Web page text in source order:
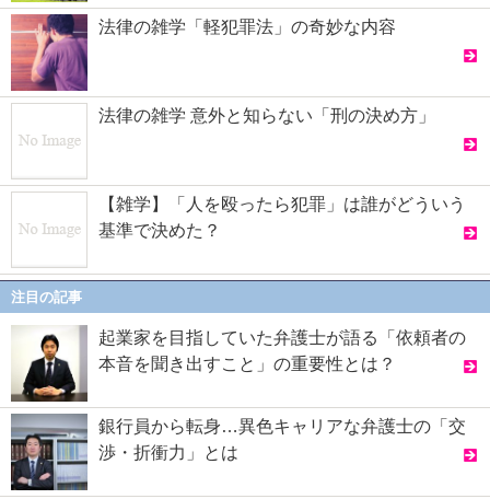
法律の雑学「軽犯罪法」の奇妙な内容
法律の雑学 意外と知らない「刑の決め方」
【雑学】「人を殴ったら犯罪」は誰がどういう
基準で決めた？
注目の記事
起業家を目指していた弁護士が語る「依頼者の
本音を聞き出すこと」の重要性とは？
銀行員から転身…異色キャリアな弁護士の「交
渉・折衝力」とは